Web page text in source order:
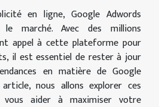
en ligne, Google Adwords
le marché. Avec des millions
appel à cette plateforme pour
il est essentiel de rester à jour
en matière de Google
nous allons explorer ces
vous aider à maximiser votre